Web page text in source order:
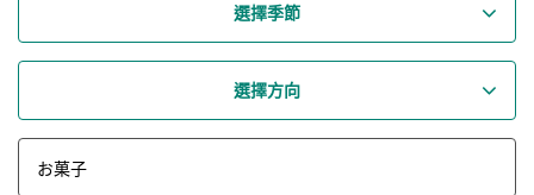
選擇季節
選擇方向